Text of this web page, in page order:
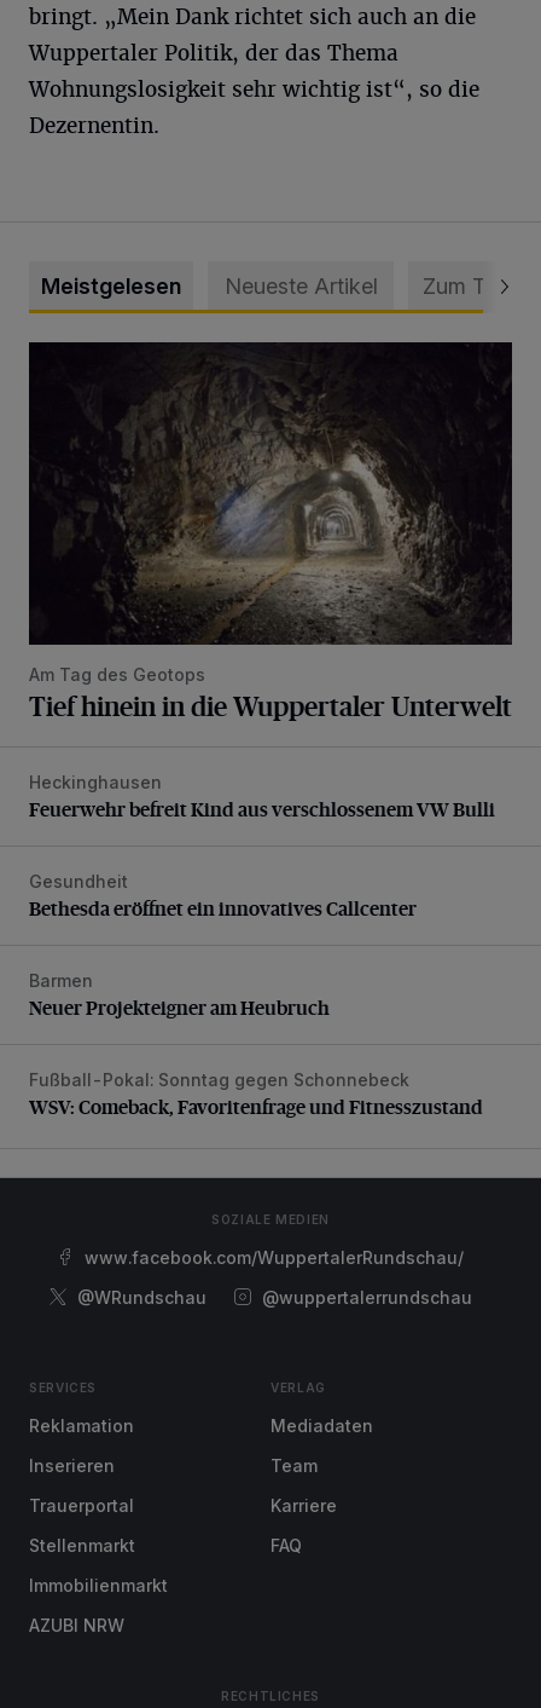
bringt. „Mein Dank richtet sich auch an die
Wuppertaler Politik, der das Thema
Wohnungslosigkeit sehr wichtig ist“, so die
Dezernentin.
Meistgelesen Neueste Artikel Zum Thema
Am Tag des Geotops
Tief hinein in die Wuppertaler Unterwelt
Feuerwehr befreit Kind aus verschlossenem VW Bulli
Heckinghausen
Feuerwehr befreit Kind aus verschlossenem VW Bulli
Bethesda eröffnet ein innovatives Callcenter
Gesundheit
Bethesda eröffnet ein innovatives Callcenter
Neuer Projekteigner am Heubruch
Barmen
Neuer Projekteigner am Heubruch
WSV: Comeback, Favoritenfrage und Fitnesszustand
Fußball-Pokal: Sonntag gegen Schonnebeck
WSV: Comeback, Favoritenfrage und Fitnesszustand
SOZIALE MEDIEN
www.facebook.com/WuppertalerRundschau/
@WRundschau
@wuppertalerrundschau
SERVICES
Reklamation
Inserieren
Trauerportal
Stellenmarkt
Immobilienmarkt
AZUBI NRW
VERLAG
Mediadaten
Team
Karriere
FAQ
RECHTLICHES